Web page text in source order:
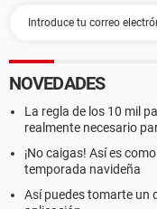
NOVEDADES
La regla de los 10 mil
realmente necesario
¡No caigas! Así es
temporada navideña
Así puedes tomarte un